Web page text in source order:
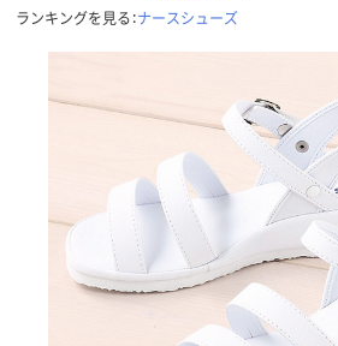
ランキングを見る：ナースシューズ